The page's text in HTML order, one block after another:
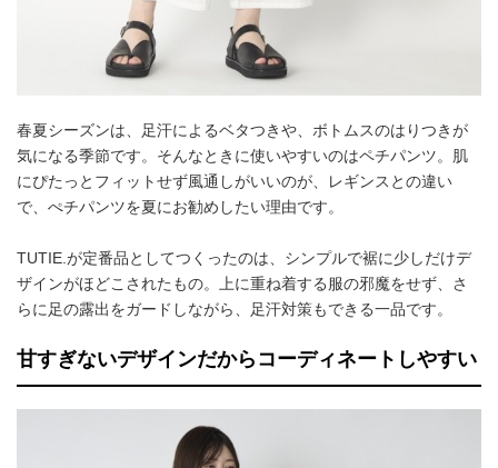
春夏シーズンは、足汗によるベタつきや、ボトムスのはりつきが
気になる季節です。そんなときに使いやすいのはペチパンツ。肌
にぴたっとフィットせず風通しがいいのが、レギンスとの違い
で、ぺチパンツを夏にお勧めしたい理由です。
TUTIE.が定番品としてつくったのは、シンプルで裾に少しだけデ
ザインがほどこされたもの。上に重ね着する服の邪魔をせず、さ
らに足の露出をガードしながら、足汗対策もできる一品です。
甘すぎないデザインだからコーディネートしやすい